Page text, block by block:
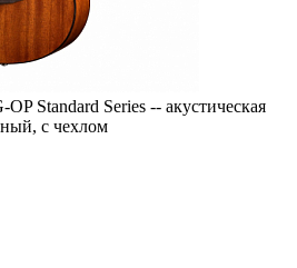
Standard Series -- акустическая
с чехлом